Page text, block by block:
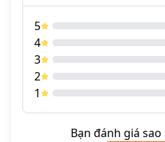
5
4
3
2
1
Bạn đánh giá